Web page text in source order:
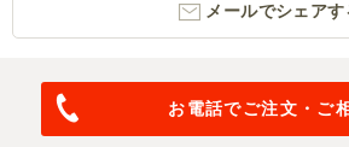
メールでシェアす
お電話でご注文・ご